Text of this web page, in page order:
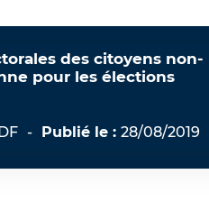
des citoyens non-
pour les élections
- Publié le : 28/08/2019